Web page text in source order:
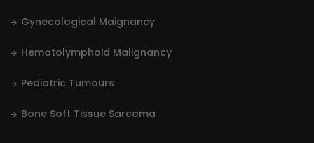
Gynecological Maignancy
Hematolymphoid Malignancy
Pediatric Tumours
Bone Soft Tissue Sarcoma